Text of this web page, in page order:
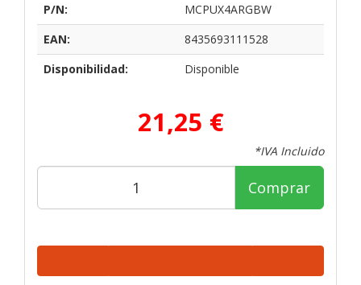
P/N:
MCPUX4ARGBW
EAN:
8435693111528
Disponibilidad:
Disponible
21,25 €
*IVA Incluido
Comprar